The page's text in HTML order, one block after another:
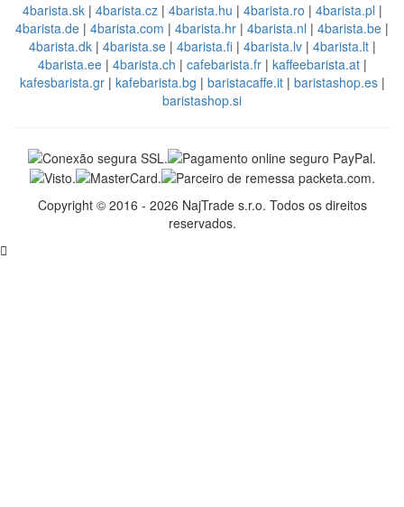
4barista.sk| 4barista.cz| 4barista.hu | 4barista.ro | 4barista.pl |
4barista.de | 4barista.com | 4barista.hr | 4barista.nl | 4barista.be |
4barista.dk| 4barista.se| 4barista.fi| 4barista.lv| 4barista.lt|
4barista.ee| 4barista.ch | cafebarista.fr| kaffeebarista.at|
kafesbarista.gr| kafebarista.bg | baristacaffe.it| baristashop.es|
baristashop.si
Copyright © 2016 - 2026 NajTrade s.r.o. Todos os direitos
reservados.